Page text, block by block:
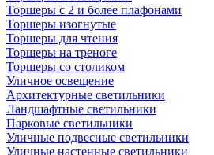
Торшеры с 2 и более плафонами
Торшеры изогнутые
Торшеры для чтения
Торшеры на треноге
Торшеры со столиком
Уличное освещение
Архитектурные светильники
Ландшафтные светильники
Парковые светильники
Уличные подвесные светильники
Уличные настенные светильники